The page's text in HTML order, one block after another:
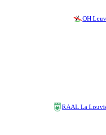
OH
RAAL La